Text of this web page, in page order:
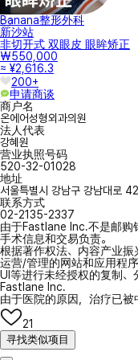
Banana整形外科
新沙站
非切开式 双眼皮 眼眸矫正
₩550,000
≈ ¥2,616.3
200+
申请商谈
商户名
온에어성형외과의원
法人代表
강혜원
营业执照号码
520-32-01028
地址
서울특별시 강남구 강남대로
联系方式
02-2135-2337
由于Fastlane Inc.不是邮购
手术信息和交易负责。
根据著作权法、内容产业
运营/管理的网站和应用程
UI等进行未经授权的复制、
Fastlane Inc.
由于医院的原因，治疗已被
21
寻找类似项目